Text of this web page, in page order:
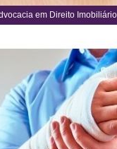
em Direito